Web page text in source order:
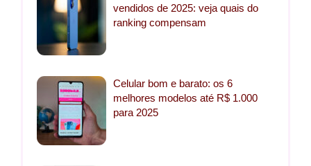
vendidos de 2025: veja quais do
ranking compensam
Celular bom e barato: os 6
melhores modelos até R$ 1.000
para 2025